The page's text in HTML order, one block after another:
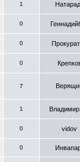
1
0
0
0
7
1
0 vidov
0